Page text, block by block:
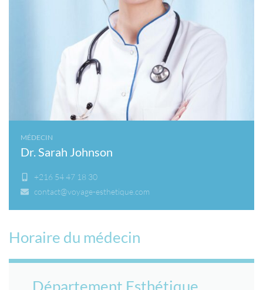
MÉDECIN
Dr. Sarah Johnson
+216 54 47 18 30
contact@voyage-esthetique.com
Horaire du médecin
Département Esthétique